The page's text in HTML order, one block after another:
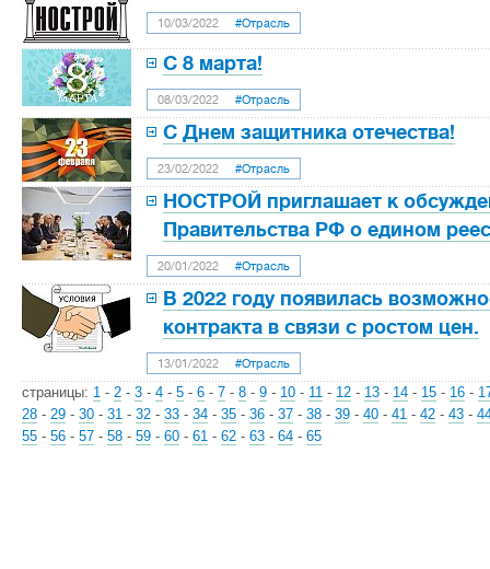
10/03/2022 #Отрасль
С 8 марта!
08/03/2022 #Отрасль
С Днем защитника отечества!
23/02/2022 #Отрасль
НОСТРОЙ приглашает к
Правительства РФ о едином
20/01/2022 #Отрасль
В 2022 году появилась
контракта в связи с ростом цен.
13/01/2022 #Отрасль
страницы: 1 - 2 - 3 - 4 - 5 - 6 - 7 - 8 - 9 - 10 - 11 - 12 - 13 - 14 - 15 - 16 -
28 - 29 - 30 - 31 - 32 - 33 - 34 - 35 - 36 - 37 - 38 - 39 - 40 - 41 - 42 - 43 -
55 - 56 - 57 - 58 - 59 - 60 - 61 - 62 - 63 - 64 - 65